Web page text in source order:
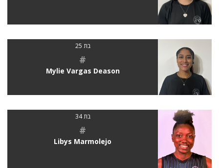
בת 25
#
Mylie Vargas Deason
בת 34
#
Libys Marmolejo